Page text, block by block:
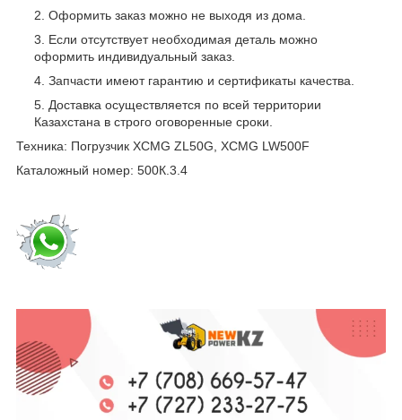
Оформить заказ можно не выходя из дома.
Если отсутствует необходимая деталь можно
оформить индивидуальный заказ.
Запчасти имеют гарантию и сертификаты качества.
Доставка осуществляется по всей территории
Казахстана в строго оговоренные сроки.
Техника: Погрузчик XCMG ZL50G, XCMG LW500F
Каталожный номер: 500К.3.4